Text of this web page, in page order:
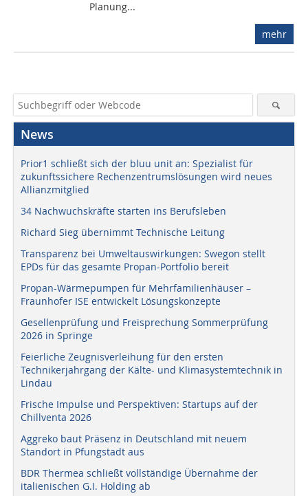
Planung...
mehr
News
Prior1 schließt sich der bluu unit an: Spezialist für
zukunftssichere Rechenzentrumslösungen wird neues
Allianzmitglied
34 Nachwuchskräfte starten ins Berufsleben
Richard Sieg übernimmt Technische Leitung
Transparenz bei Umweltauswirkungen: Swegon stellt
EPDs für das gesamte Propan-Portfolio bereit
Propan-Wärmepumpen für Mehrfamilienhäuser –
Fraunhofer ISE entwickelt Lösungskonzepte
Gesellenprüfung und Freisprechung Sommerprüfung
2026 in Springe
Feierliche Zeugnisverleihung für den ersten
Technikerjahrgang der Kälte- und Klimasystemtechnik in
Lindau
Frische Impulse und Perspektiven: Startups auf der
Chillventa 2026
Aggreko baut Präsenz in Deutschland mit neuem
Standort in Pfungstadt aus
BDR Thermea schließt vollständige Übernahme der
italienischen G.I. Holding ab